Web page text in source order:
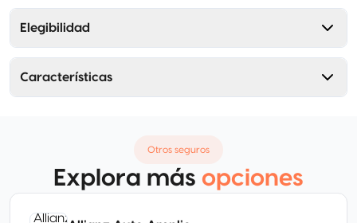
Elegibilidad
Características
Otros seguros
Explora más opciones